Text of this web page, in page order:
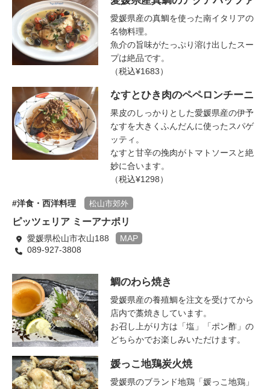
愛媛県産の真鯛を使った南イタリアの
名物料理。
魚介の旨味がたっぷり溶け出したスー
プは絶品です。
（税込¥1683）
なすとひき肉のペペロンチーニ
果皮のしっかりとした愛媛県産の伊予
なすを大きくふんだんに使ったスパゲ
ッティ。
なすと甘辛の挽肉がトマトソースと絶
妙に合います。
（税込¥1298）
洋食・西洋料理 松山市郊外
ピッツェリア ミーアナポリ
愛媛県松山市衣山188
MAP
089-927-3808
鯛のわら焼き
愛媛県産の養殖鯛を注文を受けてから
店内で藁焼きしています。
お召し上がり方は「塩」「ポン酢」の
どちらかでお楽しみいただけます。
媛っこ地鶏炭火焼
愛媛県のブランド地鶏「媛っこ地鶏」